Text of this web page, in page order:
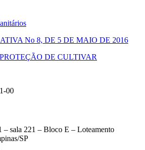
No 8, DE 5 DE MAIO DE 2016
DE CULTIVAR
00
– sala 221 – Bloco E – Loteamento
SP